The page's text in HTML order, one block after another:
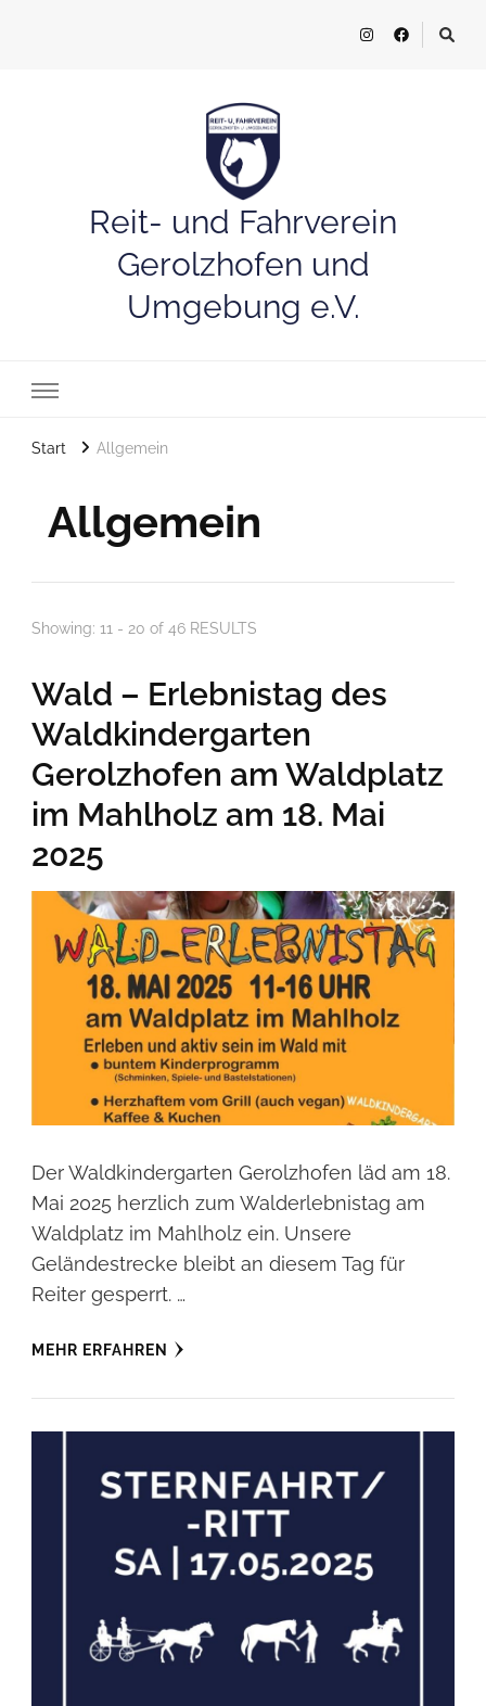
Reit- und Fahrverein
Gerolzhofen und
Umgebung e.V.
Start Allgemein
Allgemein
Showing: 11 - 20 of 46 RESULTS
Wald – Erlebnistag des
Waldkindergarten
Gerolzhofen am Waldplatz
im Mahlholz am 18. Mai
2025
Der Waldkindergarten Gerolzhofen läd am 18.
Mai 2025 herzlich zum Walderlebnistag am
Waldplatz im Mahlholz ein. Unsere
Geländestrecke bleibt an diesem Tag für
Reiter gesperrt. …
MEHR ERFAHREN